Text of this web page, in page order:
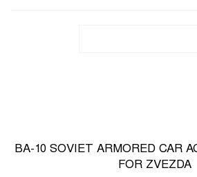
BA-10 SOVIET ARMORED CAR
FOR ZVEZDA